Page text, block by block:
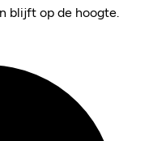
blijft op de hoogte.